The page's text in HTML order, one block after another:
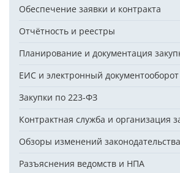
Обеспечение заявки и контракта
Отчётность и реестры
Планирование и документация
ЕИС и электронный документооборот
Закупки по 223-ФЗ
Контрактная служба и организация
Обзоры изменений законодательства
Разъяснения ведомств и НПА